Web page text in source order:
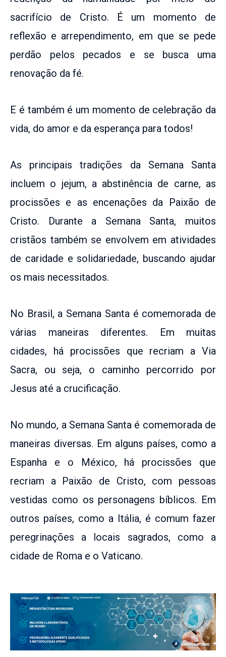
sacrifício de Cristo. É um momento de
reflexão e arrependimento, em que se pede
perdão pelos pecados e se busca uma
renovação da fé.
E é também é um momento de celebração da
vida, do amor e da esperança para todos!
As principais tradições da Semana Santa
incluem o jejum, a abstinência de carne, as
procissões e as encenações da Paixão de
Cristo. Durante a Semana Santa, muitos
cristãos também se envolvem em atividades
de caridade e solidariedade, buscando ajudar
os mais necessitados.
No Brasil, a Semana Santa é comemorada de
várias maneiras diferentes. Em muitas
cidades, há procissões que recriam a Via
Sacra, ou seja, o caminho percorrido por
Jesus até a crucificação.
No mundo, a Semana Santa é comemorada de
maneiras diversas. Em alguns países, como a
Espanha e o México, há procissões que
recriam a Paixão de Cristo, com pessoas
vestidas como os personagens bíblicos. Em
outros países, como a Itália, é comum fazer
peregrinações a locais sagrados, como a
cidade de Roma e o Vaticano.